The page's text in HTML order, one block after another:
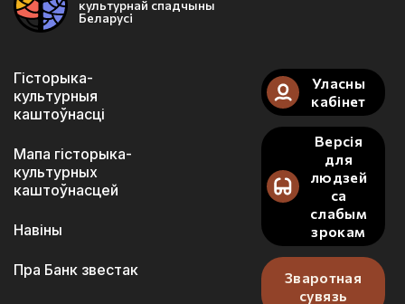
культурнай спадчыны
Беларусі
Гісторыка-
культурныя
каштоўнасці
Мапа гісторыка-
культурных
каштоўнасцей
Навіны
Пра Банк звестак
Уласны
кабінет
Версія
для
людзей
са
слабым
зрокам
Зваротная
сувязь